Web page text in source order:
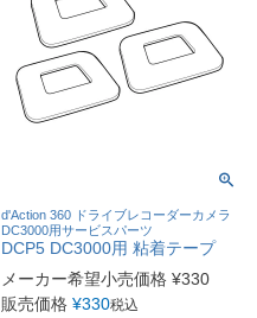
d'Action 360 ドライブレコーダーカメラ
DC3000用サービスパーツ
DCP5 DC3000用 粘着テープ
メーカー希望小売価格 ¥330
販売価格 ¥330税込